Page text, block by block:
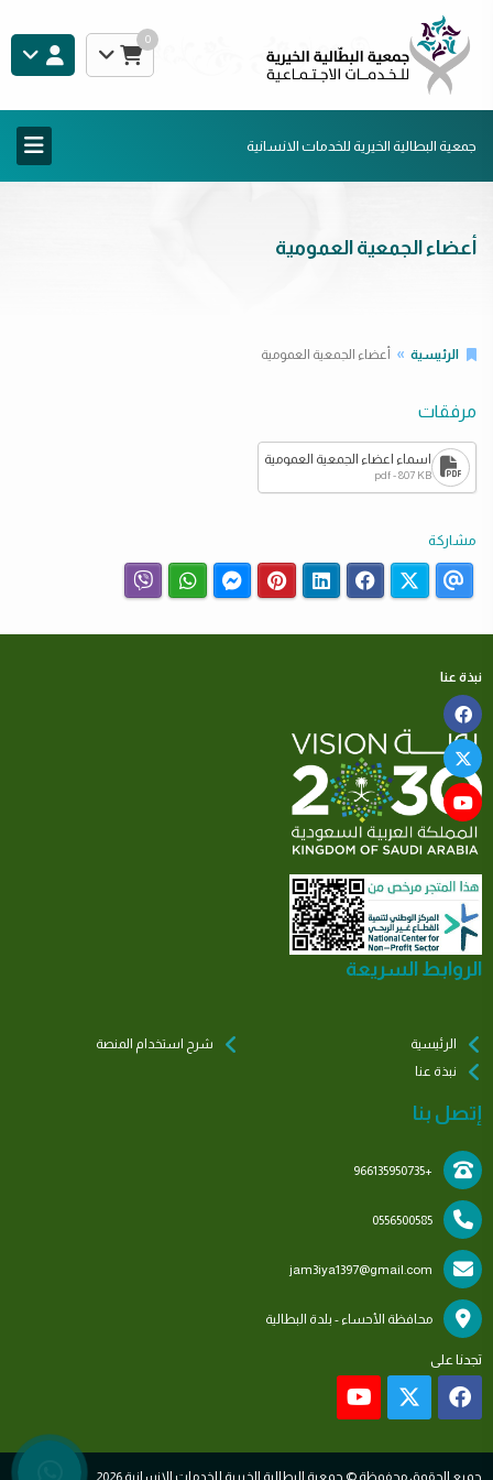
0
جمعية البطالية الخيرية للخدمات الانسانية
أعضاء الجمعية العمومية
الرئيسية أعضاء الجمعية العمومية
مرفقات
اسماء اعضاء الجمعية العمومية
pdf - 807 KB
مشاركة
نبذة عنا
الروابط السريعة
الرئيسية
نبذة عنا
شرح استخدام المنصة
إتصل بنا
+966135950735
0556500585
jam3iya1397@gmail.com
محافظة الأحساء - بلدة البطالية
تجدنا على